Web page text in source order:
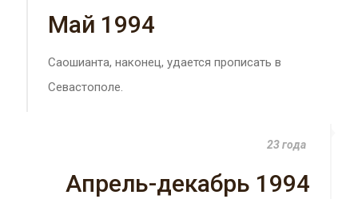
Май 1994
Саошианта, наконец, удается прописать в
Севастополе.
23 года
Апрель-декабрь 1994